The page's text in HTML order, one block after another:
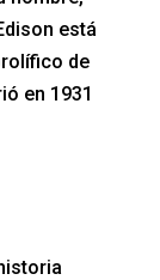
está
de
en 1931